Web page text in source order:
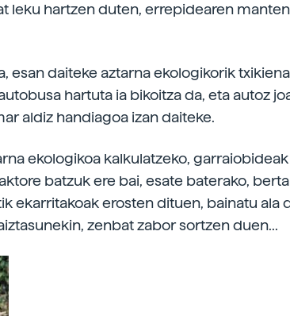
leku hartzen duten, errepidearen
esan daiteke aztarna ekologikorik
hartuta ia bikoitza da, eta autoz
aldiz handiagoa izan daiteke.
ekologikoa kalkulatzeko,
batzuk ere bai, esate baterako,
ekarritakoak erosten dituen, bainatu ala
zenbat zabor sortzen duen...